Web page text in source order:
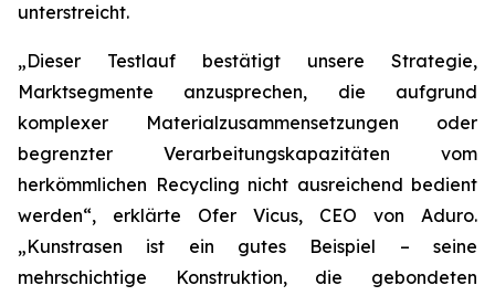
unterstreicht.
„Dieser Testlauf bestätigt unsere Strategie,
Marktsegmente anzusprechen, die aufgrund
komplexer Materialzusammensetzungen oder
begrenzter Verarbeitungskapazitäten vom
herkömmlichen Recycling nicht ausreichend bedient
werden“, erklärte Ofer Vicus, CEO von Aduro.
„Kunstrasen ist ein gutes Beispiel – seine
mehrschichtige Konstruktion, die gebondeten